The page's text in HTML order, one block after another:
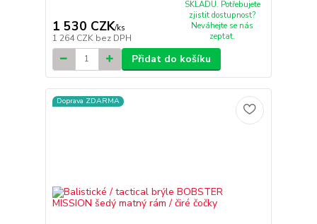
1 530 CZK/ks
1 264 CZK bez DPH
SKLADU. Potřebujete
zjistit dostupnost?
Neváhejte se nás
zeptat.
Přidat do košíku
Doprava ZDARMA